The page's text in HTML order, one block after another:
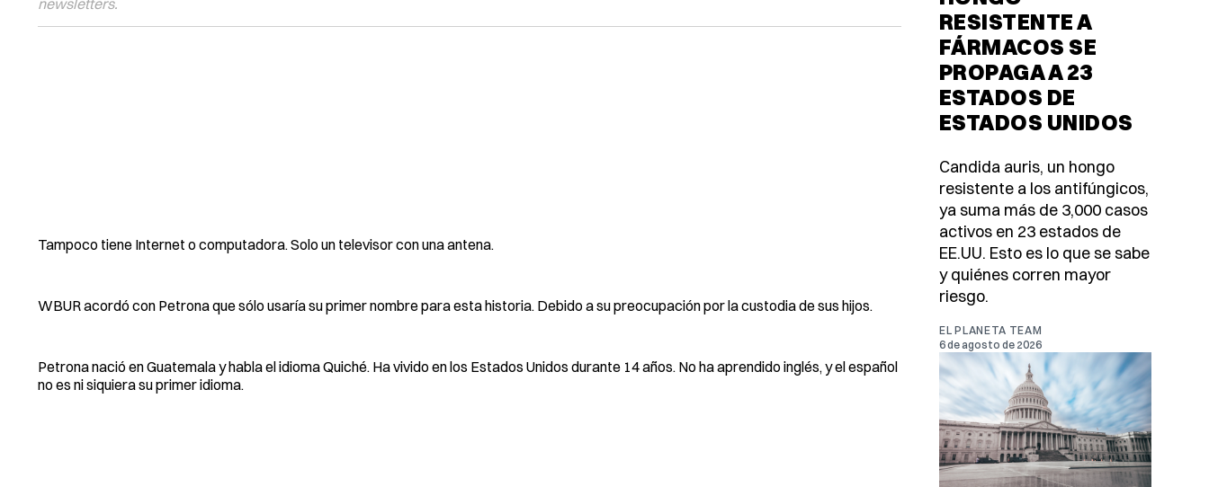
Tampoco tiene Internet o computadora. Solo un televisor con una antena.
WBUR acordó con Petrona que sólo usaría su primer nombre para esta historia. Debido a su preocupación por la custodia de sus hijos.
Petrona nació en Guatemala y habla el idioma Quiché. Ha vivido en los Estados Unidos durante 14 años. No ha aprendido inglés, y el español
no es ni siquiera su primer idioma.
RESISTENTE A
FÁRMACOS SE
PROPAGA A 23
ESTADOS DE
ESTADOS UNIDOS
Candida auris, un hongo
resistente a los antifúngicos,
ya suma más de 3,000 casos
activos en 23 estados de
EE.UU. Esto es lo que se sabe
y quiénes corren mayor
riesgo.
EL PLANETA TEAM
6 de agosto de 2026